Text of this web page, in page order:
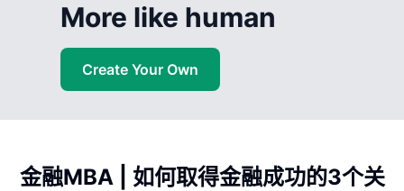
More like human
Create Your Own
金融MBA | 如何取得金融成功的3个关